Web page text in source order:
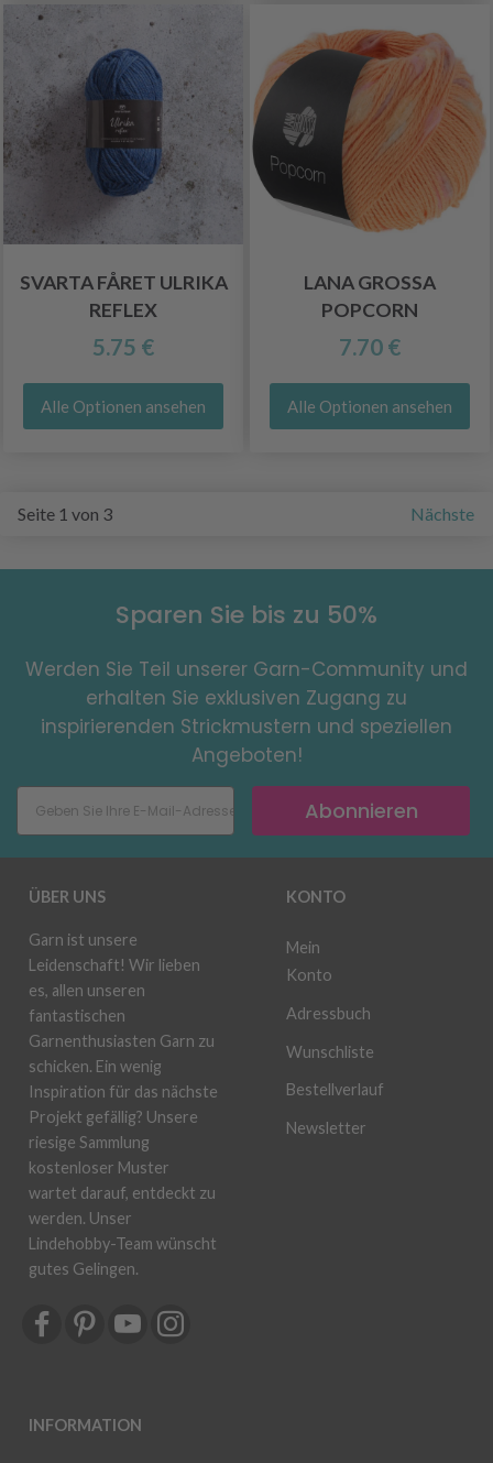
SVARTA FÅRET ULRIKA
REFLEX
5.75 €
Alle Optionen ansehen
LANA GROSSA
POPCORN
7.70 €
Alle Optionen ansehen
Seite 1 von 3 Nächste
Sparen Sie bis zu 50%
Werden Sie Teil unserer Garn-Community und
erhalten Sie exklusiven Zugang zu
inspirierenden Strickmustern und speziellen
Angeboten!
Abonnieren
ÜBER UNS
Garn ist unsere
Leidenschaft! Wir lieben
es, allen unseren
fantastischen
Garnenthusiasten Garn zu
schicken. Ein wenig
Inspiration für das nächste
Projekt gefällig? Unsere
riesige Sammlung
kostenloser Muster
wartet darauf, entdeckt zu
werden. Unser
Lindehobby-Team wünscht
gutes Gelingen.
INFORMATION
KONTO
Mein
Konto
Adressbuch
Wunschliste
Bestellverlauf
Newsletter